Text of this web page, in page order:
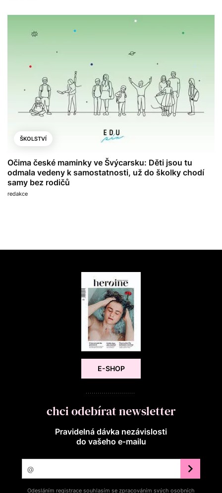
ŠKOLSTVÍ
Očima české maminky ve Švýcarsku: Děti jsou tu
odmala vedeny k samostatnosti, už do školky chodí
samy bez rodičů
redakce
E-SHOP
chci odebírat newsletter
Pravidelná dávka nezávislosti
do vašeho e‑mailu
Odesláním registrace souhlasím se zpracováním svých osobních